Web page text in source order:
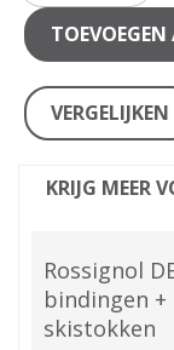
VERGELIJKEN
KRIJG MEER
Rossignol
bindingen +
skistokken